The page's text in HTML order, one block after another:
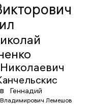
Геннадий
Лемешов